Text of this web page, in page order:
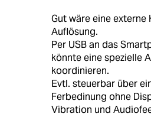
Gut wäre eine externe
Auflösung.
Per USB an das
könnte eine spezielle
koordinieren.
Evtl. steuerbar über
Ferbedinung ohne
Vibration und